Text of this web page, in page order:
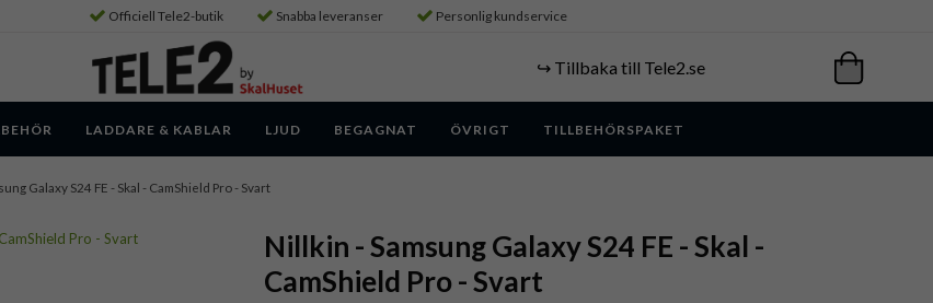
Officiell Tele2-butik Snabba leveranser Personlig kundservice
↪️ Tillbaka till Tele2.se
LADDARE & KABLAR LJUD BEGAGNAT ÖVRIGT TILLBEHÖRSPAKET
Galaxy S24 FE - Skal - CamShield Pro - Svart
Nillkin - Samsung Galaxy S24 FE - Skal -
CamShield Pro - Svart